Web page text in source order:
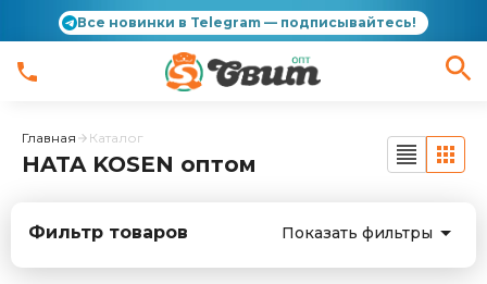
Все новинки в Telegram — подписывайтесь!
Главная Каталог
HATA KOSEN оптом
Фильтр товаров Показать фильтры